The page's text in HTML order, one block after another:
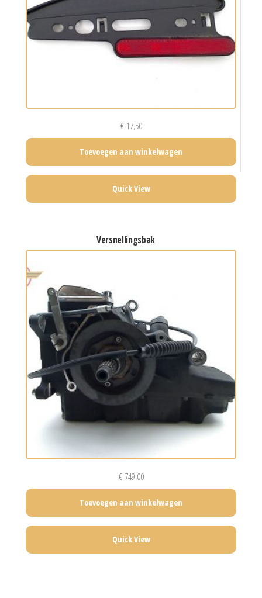
€17,50
Toevoegen aan winkelwagen
Quick View
versnellingsbak
€749,00
Toevoegen aan winkelwagen
Quick View